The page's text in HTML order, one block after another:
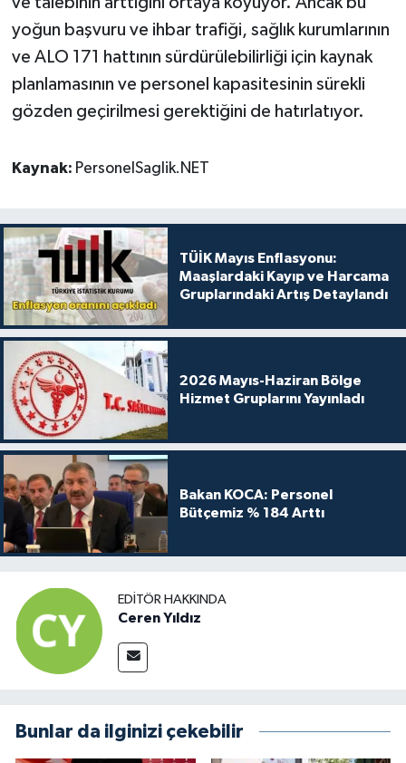
yoğun başvuru ve ihbar trafiği, sağlık kurumlarının
ve ALO 171 hattının sürdürülebilirliği için kaynak
planlamasının ve personel kapasitesinin sürekli
gözden geçirilmesi gerektiğini de hatırlatıyor.
Kaynak: PersonelSaglik.NET
TÜİK Mayıs Enflasyonu:
Maaşlardaki Kayıp ve Harcama
Gruplarındaki Artış Detaylandı
2026 Mayıs-Haziran Bölge
Hizmet Gruplarını Yayınladı
Bakan KOCA: Personel
Bütçemiz % 184 Arttı
EDITÖR HAKKINDA
Ceren Yıldız
Bunlar da ilginizi çekebilir